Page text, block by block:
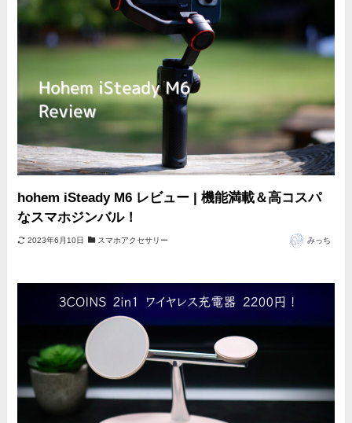
hohem iSteady M6 レビュー | 機能満載＆高コスパ
なスマホジンバル！
2023年6月10日 スマホアクセサリー みっち